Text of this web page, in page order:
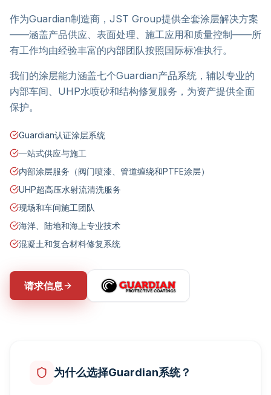
作为Guardian制造商，JST Group提供全套涂层解决方案
——涵盖产品供应、表面处理、施工应用和质量控制——所
有工作均由经验丰富的内部团队按照国际标准执行。
我们的涂层能力涵盖七个Guardian产品系统，辅以专业的
内部车间、UHP水喷砂和结构修复服务，为资产提供全面
保护。
Guardian认证涂层系统
一站式供应与施工
内部涂层服务（阀门喷漆、管道缠绕和PTFE涂层）
UHP超高压水射流清洗服务
现场和车间施工团队
海洋、陆地和海上专业技术
混凝土和复合材料修复系统
请求信息
为什么选择Guardian系统？